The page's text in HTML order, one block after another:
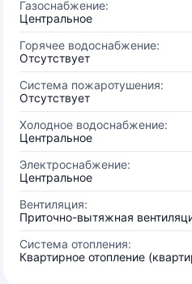
Газоснабжение:
Центральное
Горячее водоснабжение:
Отсутствует
Система пожаротушения:
Отсутствует
Холодное водоснабжение:
Центральное
Электроснабжение:
Центральное
Вентиляция:
Приточно-вытяжная
Система отопления:
Квартирное отопление